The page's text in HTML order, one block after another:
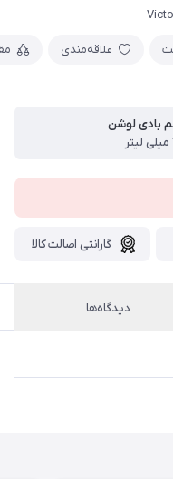
علاقه‌مندی
بادی لوشن
گارانتی اصالت کالا
دیدگاه‌ها